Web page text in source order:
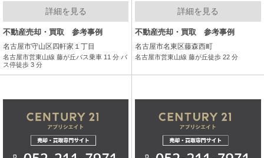
詳細を見る
不動産売却・買取 参考事例
名古屋市守山区四軒家１丁目
名古屋市営東山線 藤が丘バス乗車 11 分 バ
ス停徒歩 3 分
詳細を見る
不動産売却・買取 参考事例
名古屋市名東区藤森西町
名古屋市営東山線 藤が丘徒歩 22 分